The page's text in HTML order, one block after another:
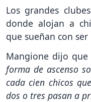
Los grandes
donde alojan a
que sueñan con
Mangione dijo que
forma de ascenso
cada cien chicos
dos o tres pasan a